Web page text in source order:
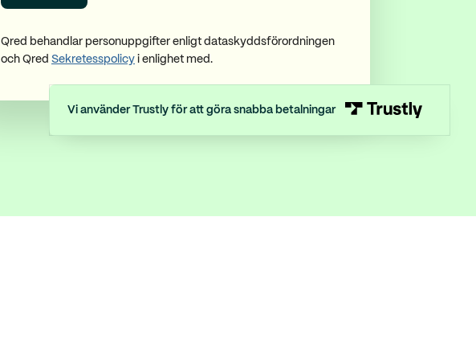
Qred behandlar personuppgifter enligt dataskyddsförordningen
och Qred Sekretesspolicy i enlighet med.
Vi använder Trustly för att göra snabba betalningar